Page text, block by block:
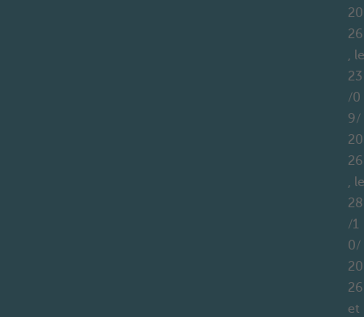
20
26
, le
23
/0
9/
20
26
, le
28
/1
0/
20
26
et